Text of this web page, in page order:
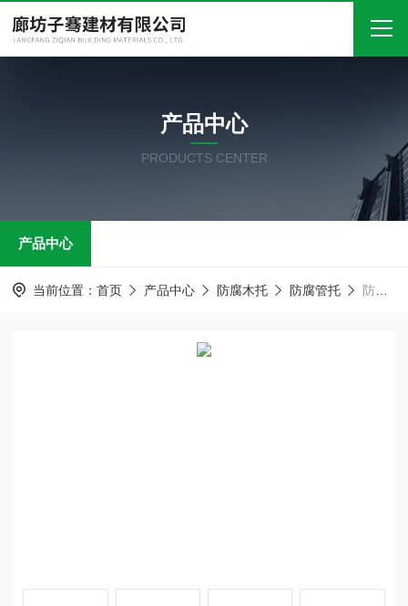
关于我们
产品中心
在线留言
产品中心
PRODUCTS CENTER
产品中心
当前位置： 首页 产品中心 防腐木托 防腐管托 防腐管托 中央空调木托 管道防腐木支架垫木